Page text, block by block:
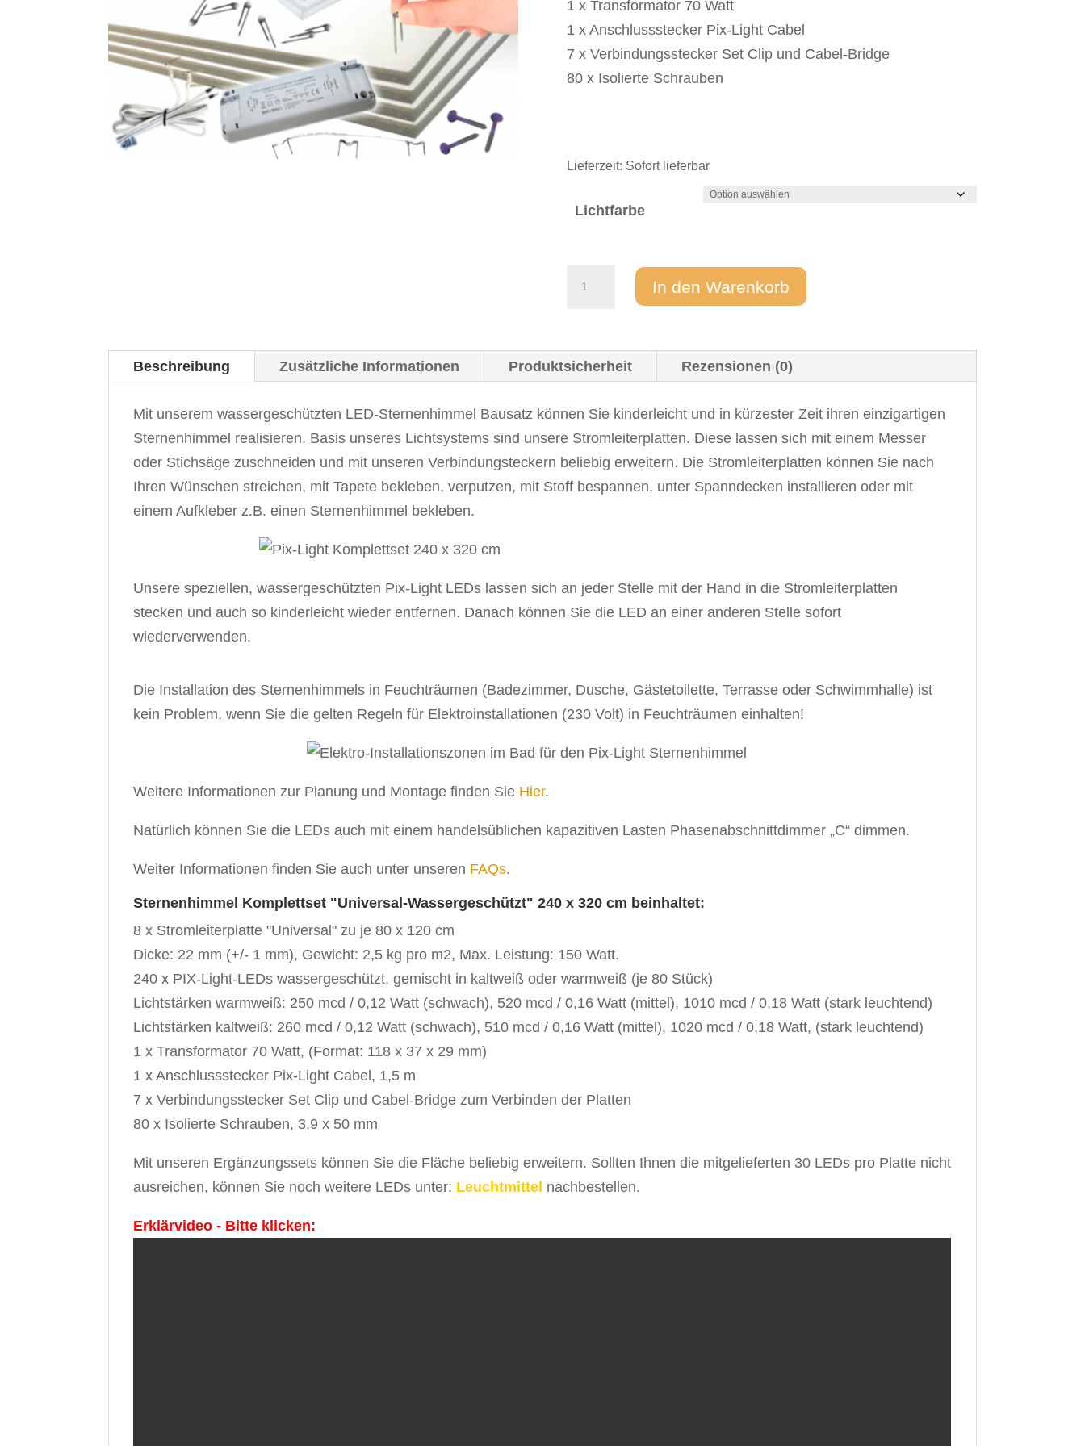
1 x Transformator 70 Watt
1 x Anschlussstecker Pix-Light Cabel
7 x Verbindungsstecker Set Clip und Cabel-Bridge
80 x Isolierte Schrauben
Lieferzeit: Sofort lieferbar
Lichtfarbe
Sternenhimmel
"Universal-
Wassergeschützt"
x
320
cm
Menge
In den Warenkorb
Beschreibung Zusätzliche Informationen Produktsicherheit Rezensionen (0)
Mit unseremwassergeschützten LED-Sternenhimmel Bausatz können Sie kinderleicht und in kürzester Zeit ihren einzigartigen
Sternenhimmel realisieren. Basis unseres Lichtsystems sind unsere Stromleiterplatten. Diese lassen sich mit einem Messer
oder Stichsäge zuschneiden und mit unseren Verbindungsteckern beliebig erweitern. Die Stromleiterplatten können Sie nach
Ihren Wünschen streichen, mit Tapete bekleben, verputzen, mit Stoff bespannen, unter Spanndecken installieren oder mit
einem Aufkleber z.B. einen Sternenhimmel bekleben.
Unsere speziellen, wassergeschützten Pix-Light LEDs lassen sich an jeder Stelle mit der Hand in die Stromleiterplatten
stecken und auch so kinderleicht wieder entfernen. Danach können Sie die LED an einer anderen Stelle sofort
wiederverwenden.
Die Installation des Sternenhimmels in Feuchträumen (Badezimmer, Dusche, Gästetoilette, Terrasse oder Schwimmhalle) ist
kein Problem, wenn Sie die gelten Regeln für Elektroinstallationen (230 Volt) in Feuchträumen einhalten!
Weitere Informationen zur Planung und Montage finden Sie Hier.
Natürlich können Sie die LEDs auch mit einem handelsüblichen kapazitiven Lasten Phasenabschnittdimmer „C“ dimmen.
Weiter Informationen finden Sie auch unter unseren FAQs.
Sternenhimmel Komplettset "Universal-Wassergeschützt" 240 x 320 cm beinhaltet:
8 x Stromleiterplatte "Universal" zu je 80 x 120 cm
Dicke: 22 mm (+/- 1 mm), Gewicht: 2,5 kg pro m2, Max. Leistung: 150 Watt.
240 x PIX-Light-LEDs wassergeschützt, gemischt in kaltweiß oder warmweiß (je 80 Stück)
Lichtstärken warmweiß: 250 mcd / 0,12 Watt (schwach), 520 mcd / 0,16 Watt (mittel), 1010 mcd / 0,18 Watt (stark leuchtend)
Lichtstärken kaltweiß: 260 mcd / 0,12 Watt (schwach), 510 mcd / 0,16 Watt (mittel), 1020 mcd / 0,18 Watt, (stark leuchtend)
1 x Transformator 70 Watt, (Format: 118 x 37 x 29 mm)
1 x Anschlussstecker Pix-Light Cabel, 1,5 m
7 x Verbindungsstecker Set Clip und Cabel-Bridge zum Verbinden der Platten
80 x Isolierte Schrauben, 3,9 x 50 mm
Mit unseren Ergänzungssets können Sie die Fläche beliebig erweitern. Sollten Ihnen die mitgelieferten 30 LEDs pro Platte nicht
ausreichen, können Sie noch weitere LEDs unter: Leuchtmittel nachbestellen.
Erklärvideo - Bitte klicken: